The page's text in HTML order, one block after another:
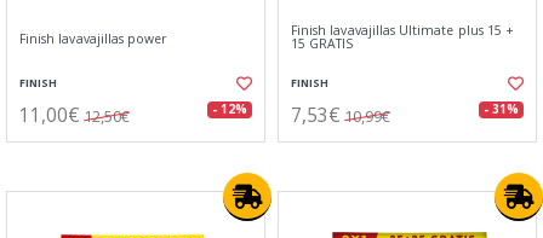
Finish lavavajillas power
FINISH
11,00€ 12,50€ - 12%
Finish lavavajillas Ultimate plus 15 +
15 GRATIS
FINISH
7,53€ 10,99€ - 31%